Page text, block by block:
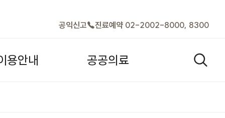
바로가기
공익신고 진료예약 02-2002-8000, 8300
용안내 공공의료 검색열기